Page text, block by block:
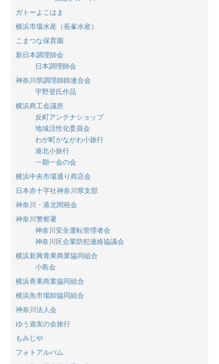
ガトーよこはま
横浜市場水産（長峯水産）
こまつな保育園
新日本調理師会
日本調理師会
神奈川県調理師師連合会
宇野登氏作品
横浜商工会議所
反町アンテナショップ
地域活性化委員会
わが町かながわ小旅行
港北小旅行
一期一会の会
横浜中央市場通り商店会
日本赤十字社神奈川県支部
神奈川・港北間税会
神奈川警察署
神奈川安全運転管理者会
神奈川区企業防犯連絡協議会
横浜新興青果商業協同組合
小島会
横浜青果商業協同組合
横浜魚市場卸協同組合
神奈川法人会
ゆう遊友の会旅行
もみじや
フォトアルバム